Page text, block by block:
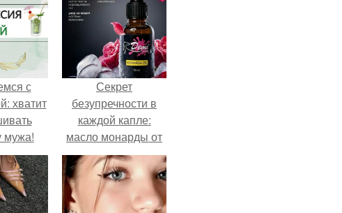
с
хватит
мужа!
Секрет
безупречности в
каждой капле:
масло монарды от
Demi Sweet.